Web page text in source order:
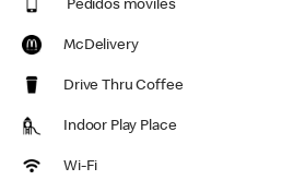
Pedidos móviles
McDelivery
Drive Thru Coffee
Indoor Play Place
Wi-Fi